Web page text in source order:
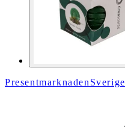
PresentmarknadenSverige